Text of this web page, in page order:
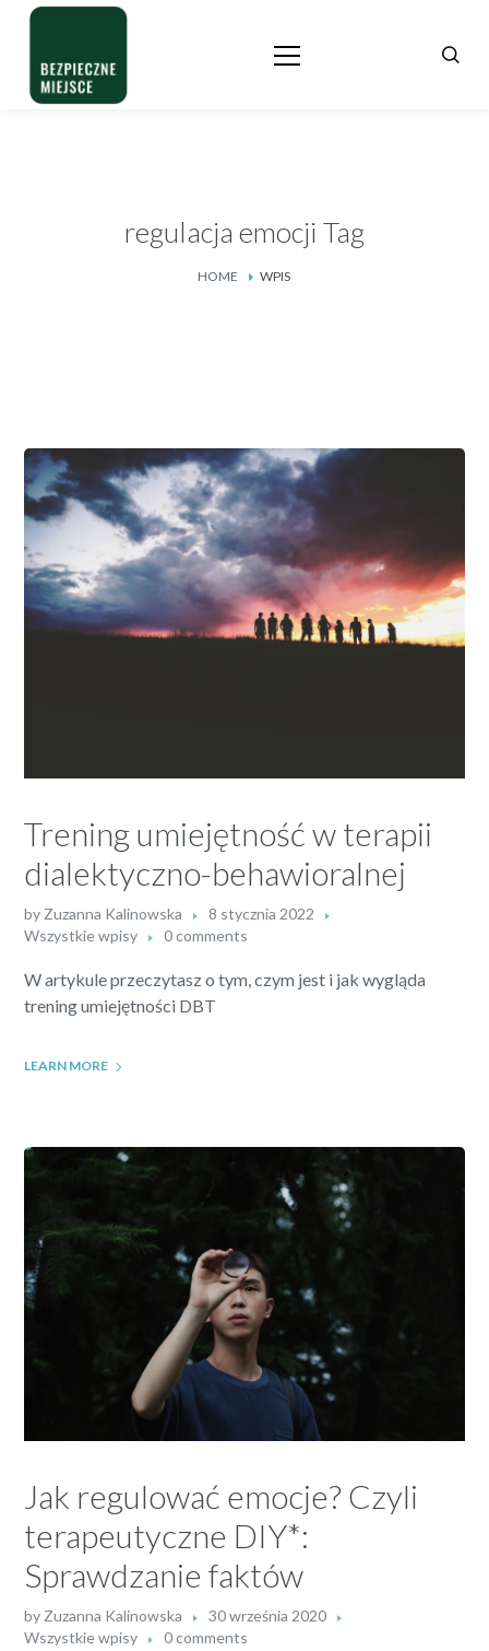
regulacja emocji Tag
HOME WPIS
Trening umiejętność w terapii
dialektyczno-behawioralnej
by Zuzanna Kalinowska
8 stycznia 2022
Wszystkie wpisy
0 comments
W artykule przeczytasz o tym, czym jest i jak wygląda
trening umiejętności DBT
LEARN MORE
Jak regulować emocje? Czyli
terapeutyczne DIY*:
Sprawdzanie faktów
by Zuzanna Kalinowska
30 września 2020
Wszystkie wpisy
0 comments